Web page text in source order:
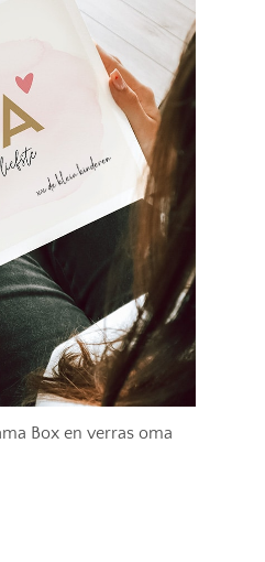
Box en verras oma